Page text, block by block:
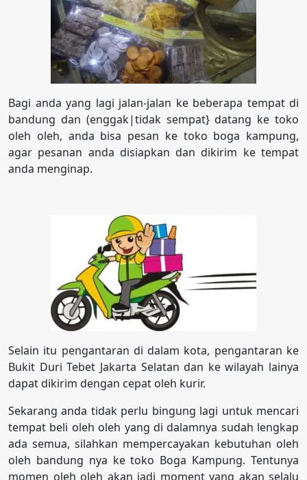
Bagi anda yang lagi jalan-jalan ke beberapa tempat di
bandung dan (enggak|tidak sempat} datang ke toko
oleh oleh, anda bisa pesan ke toko boga kampung,
agar pesanan anda disiapkan dan dikirim ke tempat
anda menginap.
Selain itu pengantaran di dalam kota, pengantaran ke
Bukit Duri Tebet Jakarta Selatan dan ke wilayah lainya
dapat dikirim dengan cepat oleh kurir.
Sekarang anda tidak perlu bingung lagi untuk mencari
tempat beli oleh oleh yang di dalamnya sudah lengkap
ada semua, silahkan mempercayakan kebutuhan oleh
oleh bandung nya ke toko Boga Kampung. Tentunya
momen oleh oleh akan jadi moment yang akan selalu